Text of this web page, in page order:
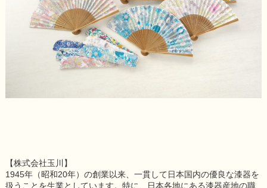
【株式会社玉川】
1945年（昭和20年）の創業以来、一貫して日本国内の優良な漆器を
扱うことを生業としています。特に、日本各地にある漆器産地の職